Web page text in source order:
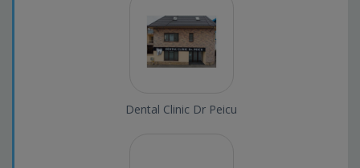
Dental Clinic Dr Peicu